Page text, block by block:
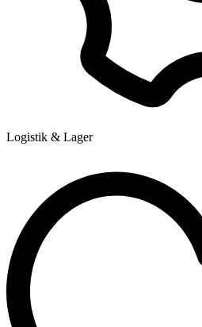
Logistik & Lager